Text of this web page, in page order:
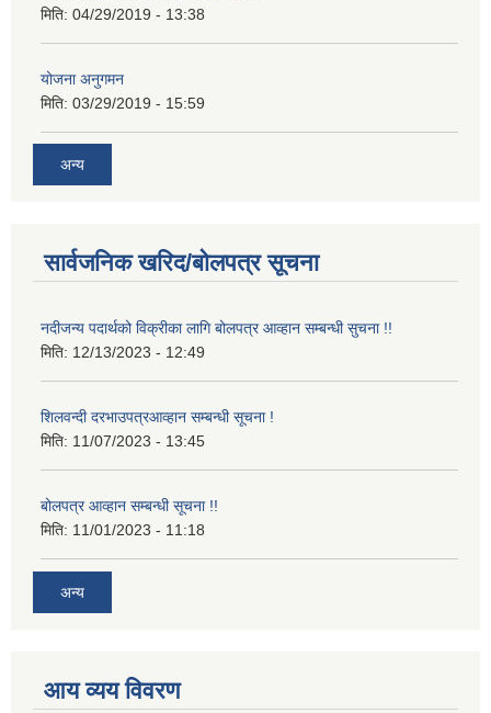
मिति: 04/29/2019 - 13:38
योजना अनुगमन
मिति: 03/29/2019 - 15:59
अन्य
सार्वजनिक खरिद/बोलपत्र सूचना
नदीजन्य पदार्थको विक्रीका लागि बोलपत्र आव्हान सम्बन्धी सुचना !!
मिति: 12/13/2023 - 12:49
शिलवन्दी दरभाउपत्रआव्हान सम्बन्धी सूचना !
मिति: 11/07/2023 - 13:45
बोलपत्र आव्हान सम्बन्धी सूचना !!
मिति: 11/01/2023 - 11:18
अन्य
आय व्यय विवरण